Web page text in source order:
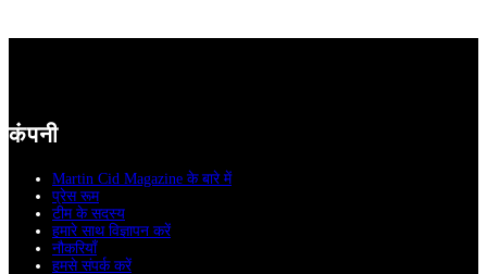
कंपनी
Martin Cid Magazine के बारे में
प्रेस रूम
टीम के सदस्य
हमारे साथ विज्ञापन करें
नौकरियाँ
हमसे संपर्क करें